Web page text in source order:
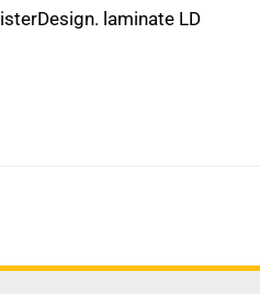
laminate LD